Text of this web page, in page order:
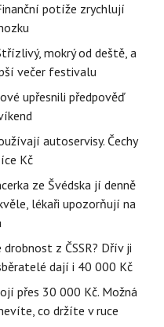
potíže zrychlují
mokrý od deště, a
večer festivalu
upřesnili předpověď
autoservisy. Čechy
Kč
ze Švédska jí denně
lékaři upozorňují na
z ČSSR? Dřív ji
dají i 40 000 Kč
přes 30 000 Kč. Možná
co držíte v ruce